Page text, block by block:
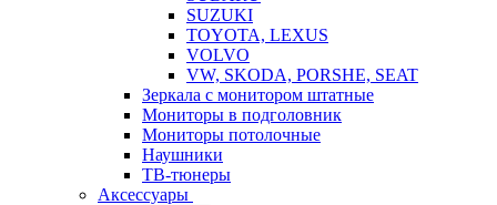
SUZUKI
TOYOTA, LEXUS
VOLVO
VW, SKODA, PORSHE, SEAT
Зеркала с монитором штатные
Мониторы в подголовник
Мониторы потолочные
Наушники
ТВ-тюнеры
Аксессуары